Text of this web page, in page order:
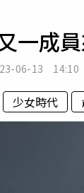
房
一成
06-13 14:10
少女時代